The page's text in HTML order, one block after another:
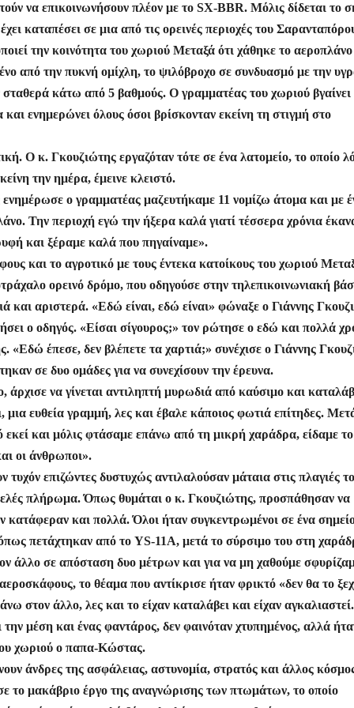
να επικοινωνήσουν πλέον με το SX-BBR. Μόλις δίδεται το
καταπέσει σε μια από τις ορεινές περιοχές του
την κοινότητα του χωριού Μεταξά ότι χάθηκε το
από την πυκνή ομίχλη, το ψιλόβροχο σε συνδυασμό με την
κάτω από 5 βαθμούς. Ο γραμματέας του χωριού βγαίνει
ενημερώνει όλους όσοι βρίσκονταν εκείνη τη στιγμή στο
Ο κ. Γκουζιώτης εργαζόταν τότε σε ένα λατομείο, το οποίο
την ημέρα, έμεινε κλειστό.
ο γραμματέας μαζευτήκαμε 11 νομίζω άτομα και με
Την περιοχή εγώ την ήξερα καλά γιατί τέσσερα χρόνια
και ξέραμε καλά που πηγαίναμε».
και το αγροτικό με τους έντεκα κατοίκους του χωριού
ορεινό δρόμο, που οδηγούσε στην τηλεπικοινωνιακή
και αριστερά. «Εδώ είναι, εδώ είναι» φώναξε ο Γιάννης
ο οδηγός. «Είσαι σίγουρος;» τον ρώτησε ο εδώ και πολλά
«Εδώ έπεσε, δεν βλέπετε τα χαρτιά;» συνέχισε ο Γιάννης
σε δυο ομάδες για να συνεχίσουν την έρευνα.
να γίνεται αντιληπτή μυρωδιά από καύσιμο και
μια ευθεία γραμμή, λες και έβαλε κάποιος φωτιά επίτηδες.
εκεί και μόλις φτάσαμε επάνω από τη μικρή χαράδρα, είδαμε το
οι άνθρωποι».
επιζώντες δυστυχώς αντιλαλούσαν μάταια στις πλαγιές
πλήρωμα. Όπως θυμάται ο κ. Γκουζιώτης, προσπάθησαν να
κατάφεραν και πολλά. Όλοι ήταν συγκεντρωμένοι σε ένα
πετάχτηκαν από το YS-11A, μετά το σύρσιμο του στη
άλλο σε απόσταση δυο μέτρων και για να μη χαθούμε
το θέαμα που αντίκρισε ήταν φρικτό «δεν θα το
στον άλλο, λες και το είχαν καταλάβει και είχαν
μέση και ένας φαντάρος, δεν φαινόταν χτυπημένος, αλλά
χωριού ο παπα-Κώστας.
άνδρες της ασφάλειας, αστυνομία, στρατός και άλλος
το μακάβριο έργο της αναγνώρισης των πτωμάτων, το οποίο